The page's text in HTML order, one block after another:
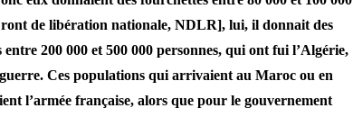
de libération nationale, NDLR], lui, il donnait des
200 000 et 500 000 personnes, qui ont fui l’Algérie,
Ces populations qui arrivaient au Maroc ou en
l’armée française, alors que pour le gouvernement